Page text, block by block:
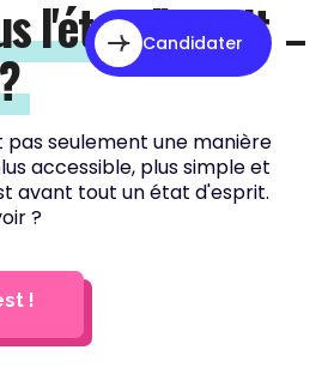
Candidater
l'état d'esprit
pas seulement une manière
accessible, plus simple et
avant tout un état d'esprit.
?
!